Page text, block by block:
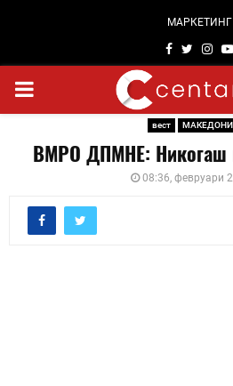
МАРКЕТИНГ
Facebook
Twitter
PRIMARY
вест
ВМРО ДПМНЕ: Никогаш
08:36, февруари